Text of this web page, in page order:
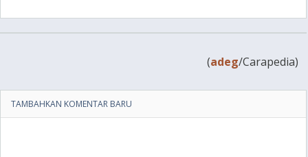
(adeg/Carapedia)
TAMBAHKAN KOMENTAR BARU